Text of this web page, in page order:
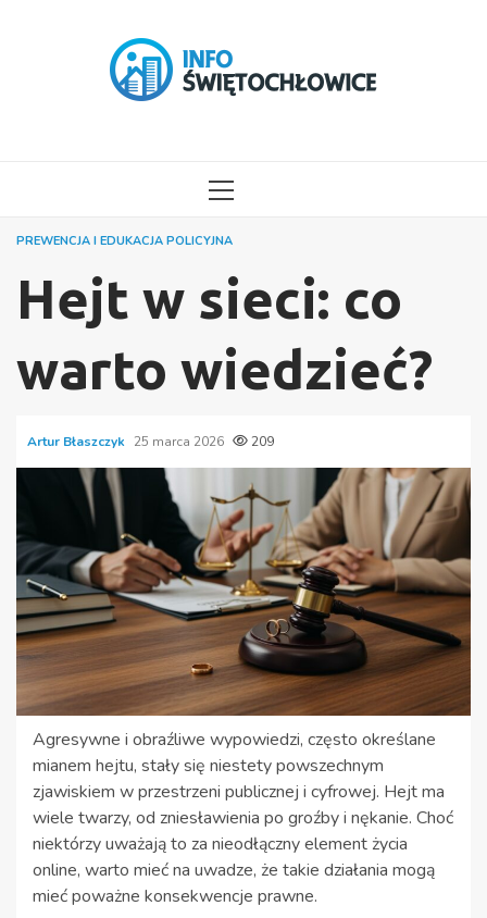
MENU
PREWENCJA I EDUKACJA POLICYJNA
Hejt w sieci: co
warto wiedzieć?
Artur Błaszczyk 25 marca 2026 209
Agresywne i obraźliwe wypowiedzi, często określane
mianem hejtu, stały się niestety powszechnym
zjawiskiem w przestrzeni publicznej i cyfrowej. Hejt ma
wiele twarzy, od zniesławienia po groźby i nękanie. Choć
niektórzy uważają to za nieodłączny element życia
online, warto mieć na uwadze, że takie działania mogą
mieć poważne konsekwencje prawne.